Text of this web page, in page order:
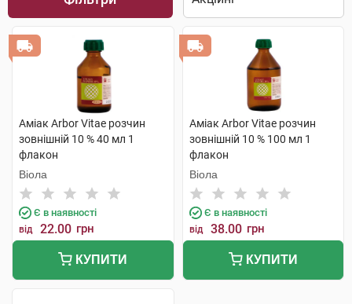
Аміак Arbor Vitae розчин
зовнішній 10 % 40 мл 1
флакон
Віола
Є в наявності
від 22.00 грн
КУПИТИ
Аміак Arbor Vitae розчин
зовнішній 10 % 100 мл 1
флакон
Віола
Є в наявності
від 38.00 грн
КУПИТИ